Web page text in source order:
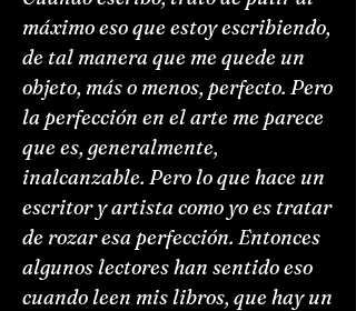
máximo eso que estoy escribiendo,
de tal manera que me quede un
objeto, más o menos, perfecto. Pero
la perfección en el arte me parece
que es, generalmente,
inalcanzable. Pero lo que hace un
escritor y artista como yo es tratar
de rozar esa perfección. Entonces
algunos lectores han sentido eso
cuando leen mis libros, que hay un